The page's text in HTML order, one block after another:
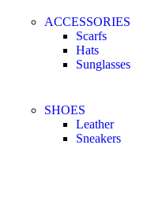
ACCESSORIES
Scarfs
Hats
Sunglasses
SHOES
Leather
Sneakers